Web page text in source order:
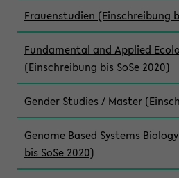
Frauenstudien (Einschreibung
Fundamental and Applied
(Einschreibung bis SoSe 2020)
Gender Studies / Master
Genome Based Systems
bis SoSe 2020)